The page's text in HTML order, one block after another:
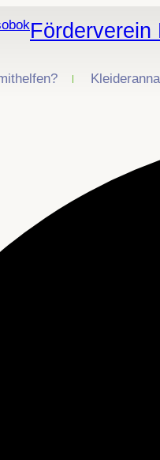
Förderverein